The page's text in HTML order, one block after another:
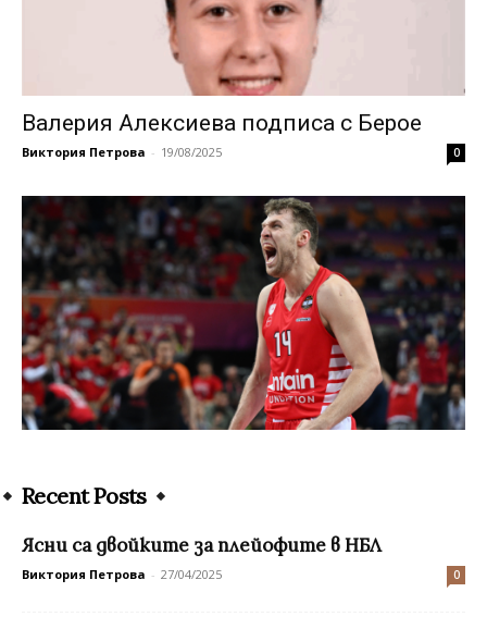
Валерия Алексиева подписа с Берое
Виктория Петрова - 19/08/2025 0
Recent Posts
Ясни са двойките за плейофите в НБЛ
Виктория Петрова - 27/04/2025 0